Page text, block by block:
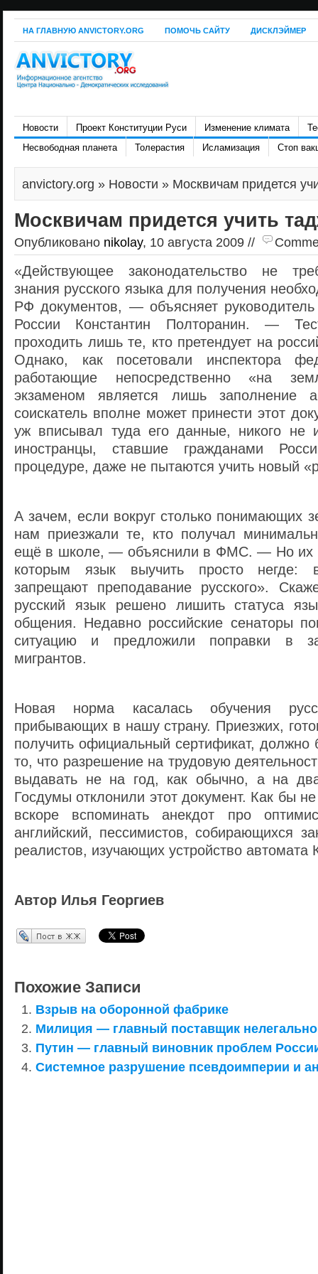
НА ГЛАВНУЮ ANVICTORY.ORG ПОМОЧЬ САЙТУ ДИСКЛЭЙМЕР
Новости Проект Конституции Руси Изменение климата
Несвободная планета
Толерастия Исламизация Стоп
anvictory.org » Новости » Москвичам придется
Москвичам придется учить
Опубликовано nikolay, 10 августа 2009 //
«Действующее законодательство не
знания русского языка для получения
РФ документов, — объясняет
России Константин Полторанин. —
проходить лишь те, кто претендует на
Однако, как посетовали инспектора
работающие непосредственно «на
экзаменом является лишь заполнение
соискатель вполне может принести этот
уж вписывал туда его данные, никого не
иностранцы, ставшие гражданами
процедуре, даже не пытаются учить новый
А зачем, если вокруг столько понимающих
нам приезжали те, кто получал
ещё в школе, — объяснили в ФМС. — Но их
которым язык выучить просто негде:
запрещают преподавание русского».
русский язык решено лишить статуса
общения. Недавно российские сенаторы
ситуацию и предложили поправки в
мигрантов.
Новая норма касалась обучения
прибывающих в нашу страну. Приезжих,
получить официальный сертификат, должно
то, что разрешение на трудовую
выдавать не на год, как обычно, а на
Госдумы отклонили этот документ. Как бы
вскоре вспоминать анекдот про
английский, пессимистов, собирающихся
реалистов, изучающих устройство
Автор Илья Георгиев
Перепост в ЖЖ
Похожие Записи
Взрыв на оборонной фабрике
Милиция — главный поставщик
Путин — главный виновник проблем
Системное разрушение псевдоимперии и